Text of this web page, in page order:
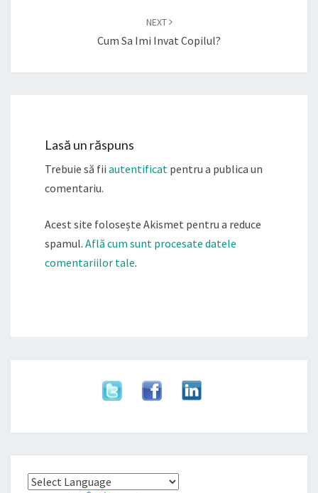
NEXT
Cum Sa Imi Invat Copilul?
Lasă un răspuns
Trebuie să fii autentificat pentru a publica un
comentariu.
Acest site folosește Akismet pentru a reduce
spamul. Află cum sunt procesate datele
comentariilor tale.